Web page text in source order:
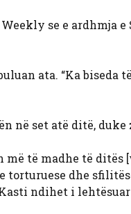
se e ardhmja
ata. “Ka
në set atë ditë,
më të madhe të
torturuese dhe
ndihet i lehtësuar